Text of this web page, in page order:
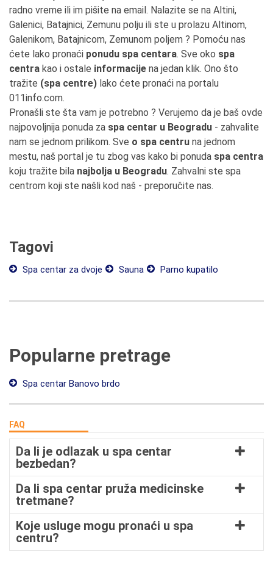
radno vreme ili im pišite na email. Nalazite se na Altini,
Galenici, Batajnici, Zemunu polju ili ste u prolazu Altinom,
Galenikom, Batajnicom, Zemunom poljem ? Pomoću nas
ćete lako pronaći ponudu spa centara. Sve oko spa
centra kao i ostale informacije na jedan klik. Ono što
tražite (spa centre) lako ćete pronaći na portalu
011info.com.
Pronašli ste šta vam je potrebno ? Verujemo da je baš ovde
najpovoljnija ponuda za spa centar u Beogradu - zahvalite
nam se jednom prilikom. Sve o spa centru na jednom
mestu, naš portal je tu zbog vas kako bi ponuda spa centra
koju tražite bila najbolja u Beogradu. Zahvalni ste spa
centrom koji ste našli kod naš - preporučite nas.
Tagovi
Spa centar za dvoje Sauna Parno kupatilo
Popularne pretrage
Spa centar Banovo brdo
FAQ
Da li je odlazak u spa centar
bezbedan?
Da li spa centar pruža medicinske
tretmane?
Koje usluge mogu pronaći u spa
centru?